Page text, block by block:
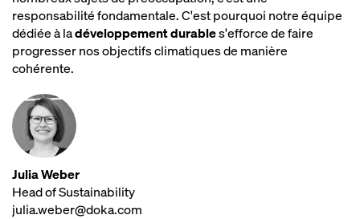
responsabilité fondamentale. C'est pourquoi notre équipe
dédiée à ladéveloppement durables'efforce de faire
progresser nos objectifs climatiques de manière
cohérente.
Julia Weber
Head of Sustainability
julia.weber@doka.com